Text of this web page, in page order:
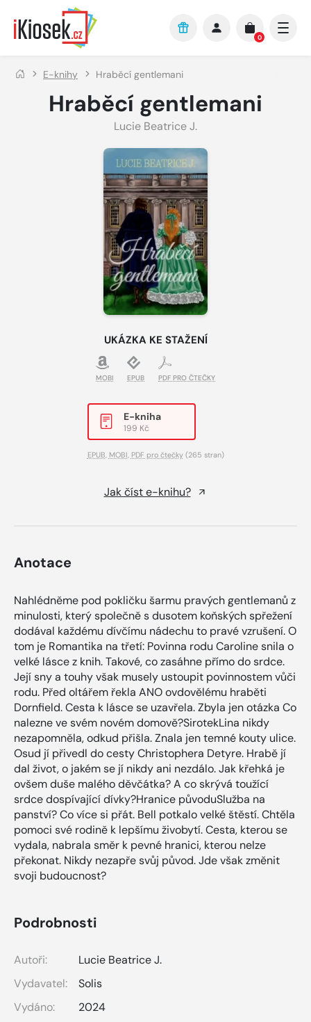
Přejít na hlavní obsah
0
E-knihy Hraběcí gentlemani
Hraběcí gentlemani
Lucie Beatrice J.
UKÁZKA KE STAŽENÍ
MOBI EPUB PDF PRO ČTEČKY
E-kniha
199 Kč
EPUB, MOBI, PDF pro čtečky(265 stran)
Jak číst e-knihu?
Anotace
Nahlédněme pod pokličku šarmu pravých gentlemanů z
minulosti, který společně s dusotem koňských spřežení
dodával každému dívčímu nádechu to pravé vzrušení. O
tom je Romantika na třetí: Povinna rodu Caroline snila o
velké lásce z knih. Takové, co zasáhne přímo do srdce.
Její sny a touhy však musely ustoupit povinnostem vůči
rodu. Před oltářem řekla ANO ovdovělému hraběti
Dornfield. Cesta k lásce se uzavřela. Zbyla jen otázka Co
nalezne ve svém novém domově?SirotekLina nikdy
nezapomněla, odkud přišla. Znala jen temné kouty ulice.
Osud jí přivedl do cesty Christophera Detyre. Hrabě jí
dal život, o jakém se jí nikdy ani nezdálo. Jak křehká je
ovšem duše malého děvčátka? A co skrývá toužící
srdce dospívající dívky?Hranice původuSlužba na
panství? Co více si přát. Bell potkalo velké štěstí. Chtěla
pomoci své rodině k lepšímu živobytí. Cesta, kterou se
vydala, nabrala směr k pevné hranici, kterou nelze
překonat. Nikdy nezapře svůj původ. Jde však změnit
svoji budoucnost?
Podrobnosti
Autoři:
Lucie Beatrice J.
Vydavatel:
Solis
Vydáno:
2024